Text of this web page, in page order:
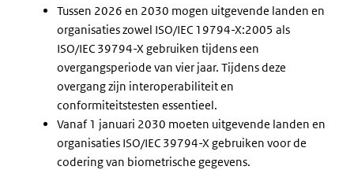
Tussen 2026 en 2030 mogen uitgevende landen en
organisaties zowel ISO/IEC 19794-X:2005 als
ISO/IEC 39794-X gebruiken tijdens een
overgangsperiode van vier jaar. Tijdens deze
overgang zijn interoperabiliteit en
conformiteitstesten essentieel.
Vanaf 1 januari 2030 moeten uitgevende landen en
organisaties ISO/IEC 39794-X gebruiken voor de
codering van biometrische gegevens.